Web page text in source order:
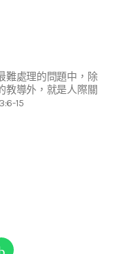
難處理的問題中，除
教導外，就是人際關
15